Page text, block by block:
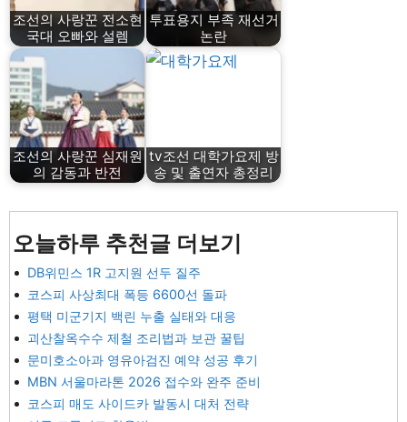
조선의 사랑꾼 전소현
국대 오빠와 설렘
투표용지 부족 재선거
논란
조선의 사랑꾼 심재원
의 감동과 반전
tv조선 대학가요제 방
송 및 출연자 총정리
오늘하루 추천글 더보기
DB위민스 1R 고지원 선두 질주
코스피 사상최대 폭등 6600선 돌파
평택 미군기지 백린 누출 실태와 대응
괴산찰옥수수 제철 조리법과 보관 꿀팁
문미호소아과 영유아검진 예약 성공 후기
MBN 서울마라톤 2026 접수와 완주 준비
코스피 매도 사이드카 발동시 대처 전략